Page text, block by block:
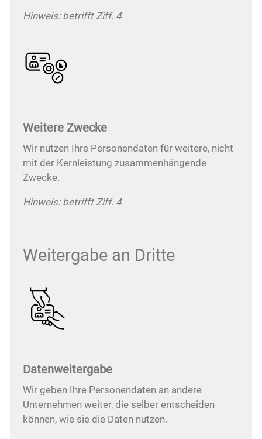
Hinweis: betrifft Ziff. 4
Weitere Zwecke
Wir nutzen Ihre Personendaten für weitere, nicht
mit der Kernleistung zusammenhängende
Zwecke.
Hinweis: betrifft Ziff. 4
Weitergabe an Dritte
Datenweitergabe
Wir geben Ihre Personendaten an andere
Unternehmen weiter, die selber entscheiden
können, wie sie die Daten nutzen.